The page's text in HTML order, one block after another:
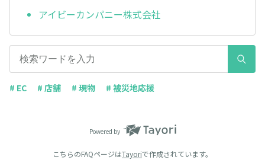
アイビーカンパニー株式会社
# EC # 店舗 # 現物 # 被災地応援
Powered by
こちらのFAQページはTayoriで作成されています。